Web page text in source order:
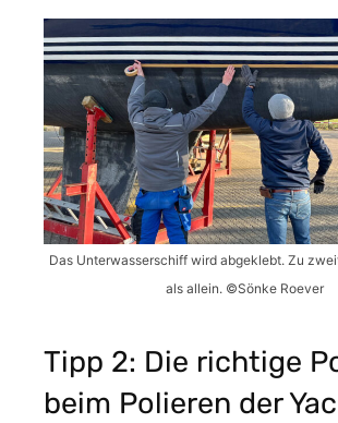
Das Unterwasserschiff wird abgeklebt. Zu
als allein. ©Sönke Roever
Tipp 2: Die richtige
beim Polieren der